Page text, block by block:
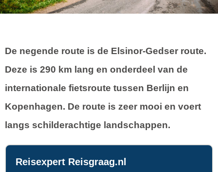
De negende route is de Elsinor-Gedser route.
Deze is 290 km lang en onderdeel van de
internationale fietsroute tussen Berlijn en
Kopenhagen. De route is zeer mooi en voert
langs schilderachtige landschappen.
Reisexpert Reisgraag.nl